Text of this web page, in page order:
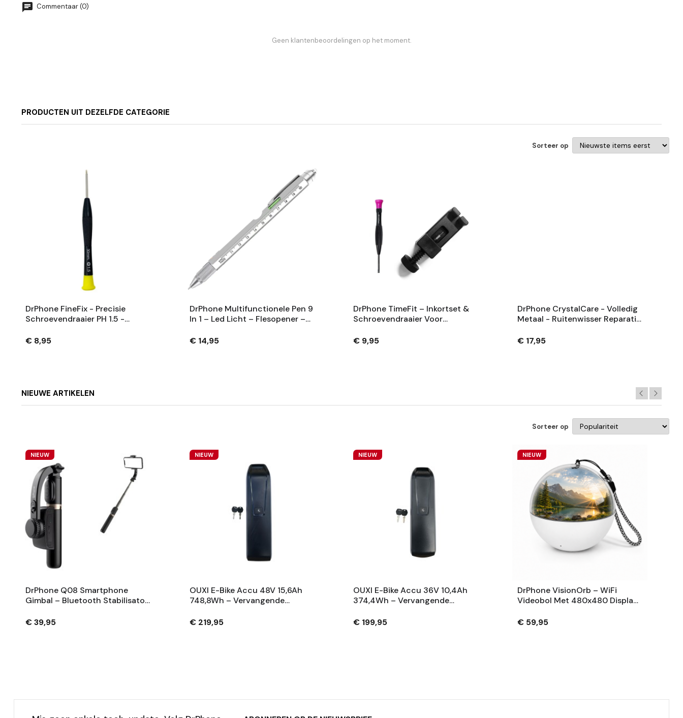
Commentaar (0)
Geen klantenbeoordelingen op het moment.
PRODUCTEN UIT DEZELFDE CATEGORIE
Sorteer op
DrPhone FineFix - Precisie
Schroevendraaier PH 1.5 -
Fijnmechanisch Werk
€ 8,95
DrPhone Multifunctionele Pen 9
In 1 – Led Licht – Flesopener –
Schroevendraaier – Balpen -
€ 14,95
DrPhone TimeFit – Inkortset &
Schroevendraaier Voor
Horloges – Reparatietool Voor
€ 9,95
DrPhone CrystalCare - Volledig
Metaal - Ruitenwisser Reparatie
Spacegrijs
€ 17,95
NIEUWE ARTIKELEN
Sorteer op
NIEUW
DrPhone Q08 Smartphone
Gimbal – Bluetooth Stabilisator
Zwart
€ 39,95
NIEUW
OUXI E-Bike Accu 48V 15,6Ah
748,8Wh – Vervangende
Sleutels – Zwart
€ 219,95
NIEUW
OUXI E-Bike Accu 36V 10,4Ah
374,4Wh – Vervangende
Sleutels – Zwart
€ 199,95
NIEUW
DrPhone VisionOrb – WiFi
Videobol Met 480x480 Display
– USB-C – Wit
€ 59,95